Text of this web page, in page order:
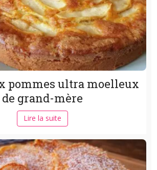
pommes ultra moelleux
de grand-mère
Lire la suite